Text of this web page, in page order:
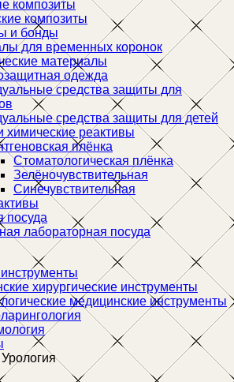
композиты
композиты
и бонды
для временных коронок
материалы
одежда
средства защиты для
средства защиты для детей
химические реактивы
плёнка
Стоматологическая плёнка
Зелёночувствительная
Синечувствительная
посуда
лабораторная посуда
хирургические инструменты
медицинские инструменты